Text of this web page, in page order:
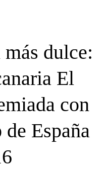
dulce:
El
con
España